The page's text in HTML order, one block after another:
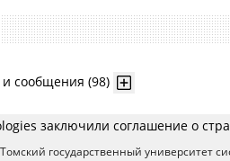
и сообщения (98)
заключили соглашение о
государственный университет